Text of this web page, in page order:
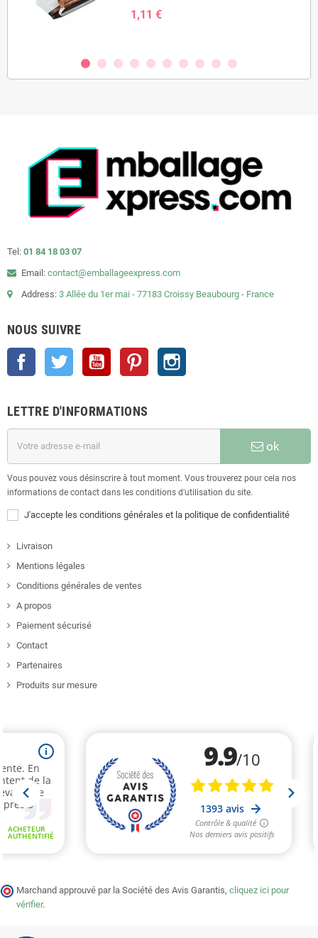
1,11 €
Tel: 01 84 18 03 07
Email: contact@emballageexpress.com
Address: 3 Allée du 1er mai - 77183 Croissy Beaubourg - France
NOUS SUIVRE
Facebook Twitter YouTube Pinterest
LETTRE D'INFORMATIONS
ok
Vous pouvez vous désinscrire à tout moment. Vous trouverez pour cela nos
informations de contact dans les conditions d'utilisation du site.
J'accepte les conditions générales et la politique de confidentialité
Livraison
Mentions légales
Conditions générales de ventes
A propos
Paiement sécurisé
Contact
Partenaires
Produits sur mesure
Marchand approuvé par la Société des Avis Garantis, cliquez ici pour
vérifier.